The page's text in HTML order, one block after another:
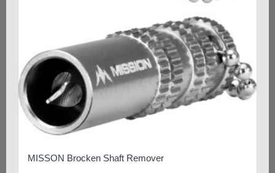
MISSON Brocken Shaft Remover